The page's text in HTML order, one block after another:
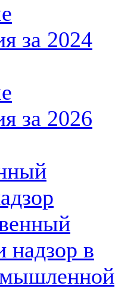
за 2024
за 2026
надзор в